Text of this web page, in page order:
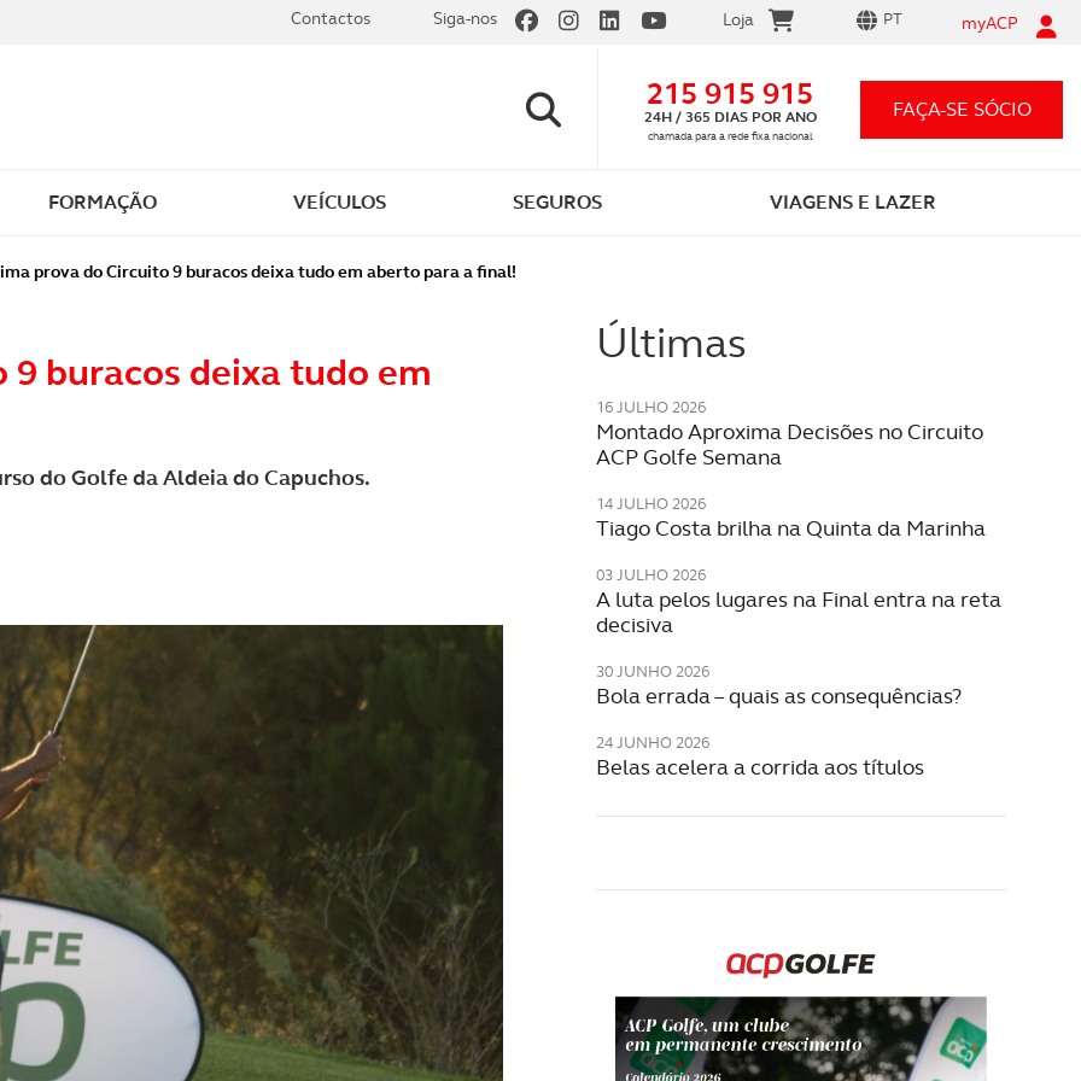
Clássicos
Golfe
impressa
As que conhece e as que o vão surpreender
FORMAÇÃO
Tudo o que precisa saber
VEÍCULOS
Descarregue e comece já a carregar!
SEGUROS
Preço único para qualquer carro
VIAGENS E LAZER
Celebre momentos inesquecíveis
FAÇA-SE SÓCIO
Contactos Siga-nos Loja PT myACP
215 915 915
24H / 365 DIAS POR ANO
chamada para a rede fixa nacional
prova do Circuito 9 buracos deixa tudo em aberto para a final!
buracos deixa tudo em
do Golfe da Aldeia do Capuchos.
Últimas
16 JULHO 2026
Montado Aproxima Decisões no Circuito
ACP Golfe Semana
14 JULHO 2026
Tiago Costa brilha na Quinta da Marinha
03 JULHO 2026
A luta pelos lugares na Final entra na reta
decisiva
30 JUNHO 2026
Bola errada – quais as consequências?
24 JUNHO 2026
Belas acelera a corrida aos títulos